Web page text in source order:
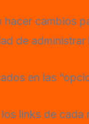
cambios
de
en las
links de